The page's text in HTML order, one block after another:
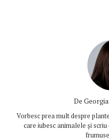
De
Vorbesc prea mult despre
care iubesc animalele și